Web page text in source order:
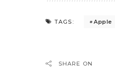
TAGS: Apple
SHARE ON